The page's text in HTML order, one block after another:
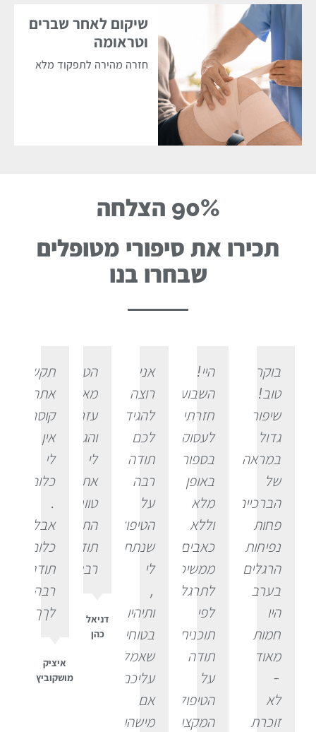
שיקום לאחר שברים
וטראומה
חזרה מהירה לתפקוד מלא
90% הצלחה
תכירו את סיפורי מטופלים
שבחרו בנו
בוקר
טוב!
שיפור
גדול
במראה
של
הברכיים.
פחות
נפיחות.
הרגלים
בערב
היו
חמות
מאוד
-
לא
זוכרת
היי!
השבוע
חזרתי
לעסוק
בספורט
באופן
מלא
וללא
כאבים.
ממשיכה
לתרגל
לפי
תוכנית.
תודה
על
הטיפול
המקצועי
אני
רוצה
להגיד
לכם
תודה
רבה
על
הטיפול
שנתתם
לי
,
ותיהיו
בטוחים
שאמליץ
עליכם
אם
מישהו
הטיפול
מאוד
עזר
והגדיל
לי
את
טווח
התנועה.
תודה
רבה!!
דניאל
כהן
תקשיב
אתה
אין
לי
.
אבל
כלוםםםם!
תודה
רבה
לךךךךך!
איציק
מושקוביץ